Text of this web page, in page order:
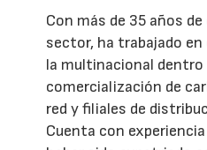
Con más de 35 años
sector, ha trabajado
la multinacional dentro
comercialización de
red y filiales de
Cuenta con